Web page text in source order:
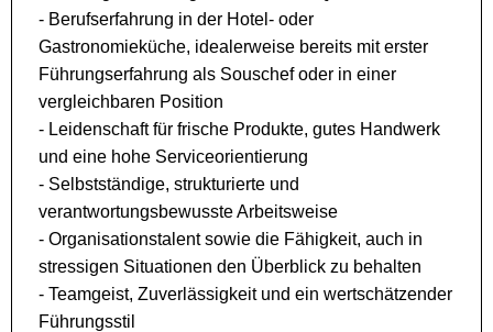
- Berufserfahrung in der Hotel- oder
Gastronomieküche, idealerweise bereits mit erster
Führungserfahrung als Souschef oder in einer
vergleichbaren Position
- Leidenschaft für frische Produkte, gutes Handwerk
und eine hohe Serviceorientierung
- Selbstständige, strukturierte und
verantwortungsbewusste Arbeitsweise
- Organisationstalent sowie die Fähigkeit, auch in
stressigen Situationen den Überblick zu behalten
- Teamgeist, Zuverlässigkeit und ein wertschätzender
Führungsstil